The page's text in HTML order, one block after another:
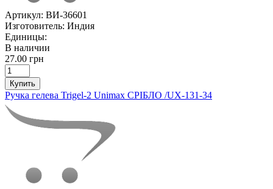
Артикул: ВИ-36601
Изготовитель: Индия
Единицы:
В наличии
27.00 грн
Купить
Ручка гелева Trigel-2 Unimax СРІБЛО /UX-131-34